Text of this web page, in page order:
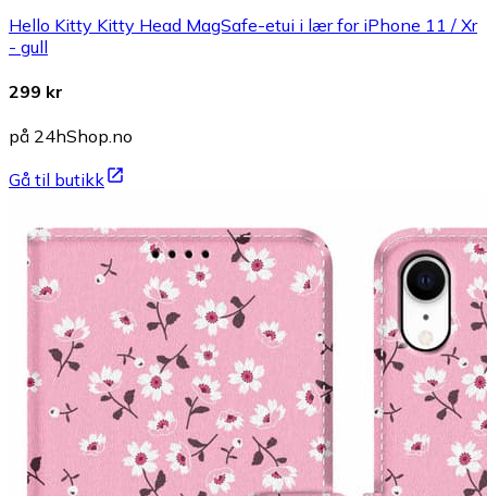
Hello Kitty Kitty Head MagSafe-etui i lær for iPhone 11 / Xr
- gull
299 kr
på 24hShop.no
Gå til butikk